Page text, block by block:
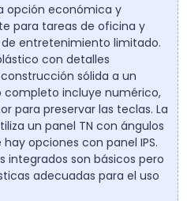
opción económica y
para tareas de oficina y
entretenimiento limitado.
con detalles
sólida a un
completo incluye numérico,
para preservar las teclas. La
un panel TN con ángulos
opciones con panel IPS.
integrados son básicos pero
adecuadas para el uso